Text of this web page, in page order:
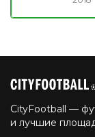
CityFootball —
и лучшие